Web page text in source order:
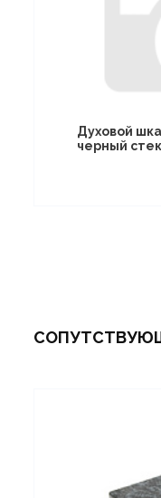
Духовой
черный